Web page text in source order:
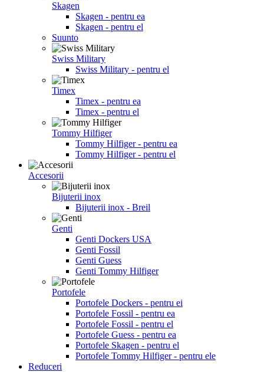
Skagen
Skagen - pentru ea
Skagen - pentru el
Suunto
Swiss Military
Swiss Military - pentru el
Timex
Timex - pentru ea
Timex - pentru el
Tommy Hilfiger
Tommy Hilfiger - pentru ea
Tommy Hilfiger - pentru el
Accesorii
Bijuterii inox
Bijuterii inox - Breil
Genti
Genti Dockers USA
Genti Fossil
Genti Guess
Genti Tommy Hilfiger
Portofele
Portofele Dockers - pentru ei
Portofele Fossil - pentru ea
Portofele Fossil - pentru el
Portofele Guess - pentru ea
Portofele Skagen - pentru el
Portofele Tommy Hilfiger - pentru ele
Reduceri